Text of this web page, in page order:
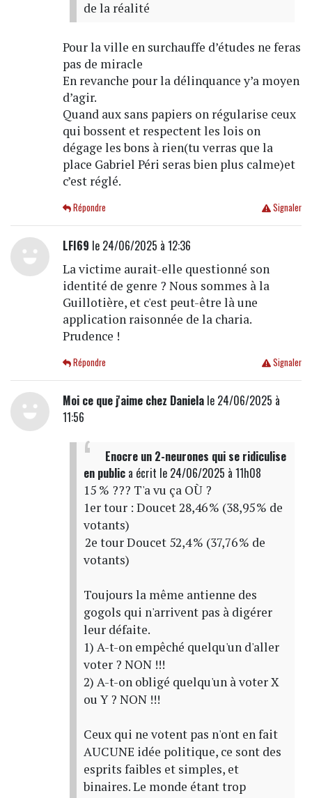
de la réalité
Pour la ville en surchauffe d’études ne feras
pas de miracle
En revanche pour la délinquance y’a moyen
d’agir.
Quand aux sans papiers on régularise ceux
qui bossent et respectent les lois on
dégage les bons à rien(tu verras que la
place Gabriel Péri seras bien plus calme)et
c’est réglé.
Signaler
Répondre
LFI69 le 24/06/2025 à 12:36
La victime aurait-elle questionné son
identité de genre ? Nous sommes à la
Guillotière, et c'est peut-être là une
application raisonnée de la charia.
Prudence !
Signaler
Répondre
Moi ce que j'aime chez Danielale 24/06/2025 à
11:56
Enocre un 2-neurones qui se ridiculise
en publica écrit le 24/06/2025 à 11h08
15 % ??? T'a vu ça OÙ ?
1er tour : Doucet 28,46 % (38,95 % de
votants)
2e tour Doucet 52,4 % (37,76 % de
votants)
Toujours la même antienne des
gogols qui n'arrivent pas à digérer
leur défaite.
1) A-t-on empêché quelqu'un d'aller
voter ? NON !!!
2) A-t-on obligé quelqu'un à voter X
ou Y ? NON !!!
Ceux qui ne votent pas n'ont en fait
AUCUNE idée politique, ce sont des
esprits faibles et simples, et
binaires. Le monde étant trop